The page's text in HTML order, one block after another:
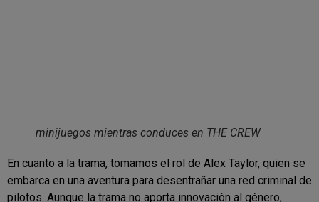
minijuegos mientras conduces en THE CREW
En cuanto a la trama, tomamos el rol de Alex Taylor, quien se
embarca en una aventura para desentrañar una red criminal de
pilotos. Aunque la trama no aporta innovación al género,